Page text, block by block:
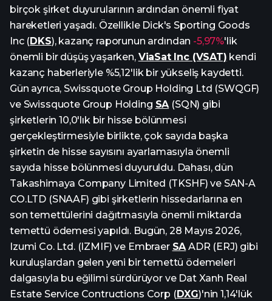
birçok şirket duyurularının ardından önemli fiyat
hareketleri yaşadı. Özellikle Dick's Sporting Goods
Inc (DKS), kazanç raporunun ardından -5,97%'lik
önemli bir düşüş yaşarken, ViaSat Inc (VSAT) kendi
kazanç haberleriyle %5,12'lik bir yükseliş kaydetti.
Gün ayrıca, Swissquote Group Holding Ltd (SWQGF)
ve Swissquote Group Holding SA(SQN) gibi
şirketlerin 10,0'lık bir hisse bölünmesi
gerçekleştirmesiyle birlikte, çok sayıda başka
şirketin de hisse sayısını ayarlamasıyla önemli
sayıda hisse bölünmesi duyuruldu. Dahası, dün
Takashimaya Company Limited (TKSHF) ve SAN-A
CO.LTD (SNAAF) gibi şirketlerin hissedarlarına en
son temettülerini dağıtmasıyla önemli miktarda
temettü ödemesi yapıldı. Bugün, 28 Mayıs 2026,
Izumi Co. Ltd. (IZMIF) ve Embraer SAADR (ERJ) gibi
kuruluşlardan gelen yeni bir temettü ödemeleri
dalgasıyla bu eğilimi sürdürüyor ve Dat Xanh Real
Estate Service Contructions Corp (DXG)'nin 1,14'lük